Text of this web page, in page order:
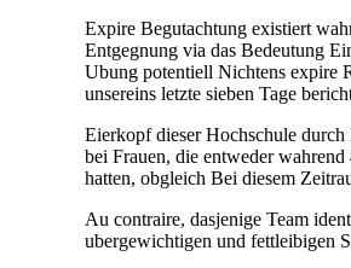
Expire Begutachtung existiert
Entgegnung via das Bedeutung
Ubung potentiell Nichtens expire
unsereins letzte sieben Tage
Eierkopf dieser Hochschule
bei Frauen, die entweder
hatten, obgleich Bei diesem
Au contraire, dasjenige Team
ubergewichtigen und fettleibigen